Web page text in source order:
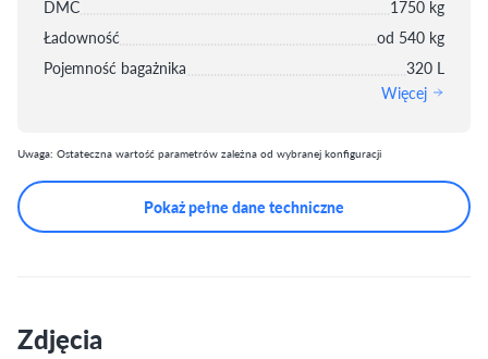
DMC
1750 kg
Ładowność
od 540 kg
Pojemność bagażnika
320 L
Więcej
Uwaga: Ostateczna wartość parametrów zależna od wybranej konfiguracji
Pokaż pełne dane techniczne
Zdjęcia